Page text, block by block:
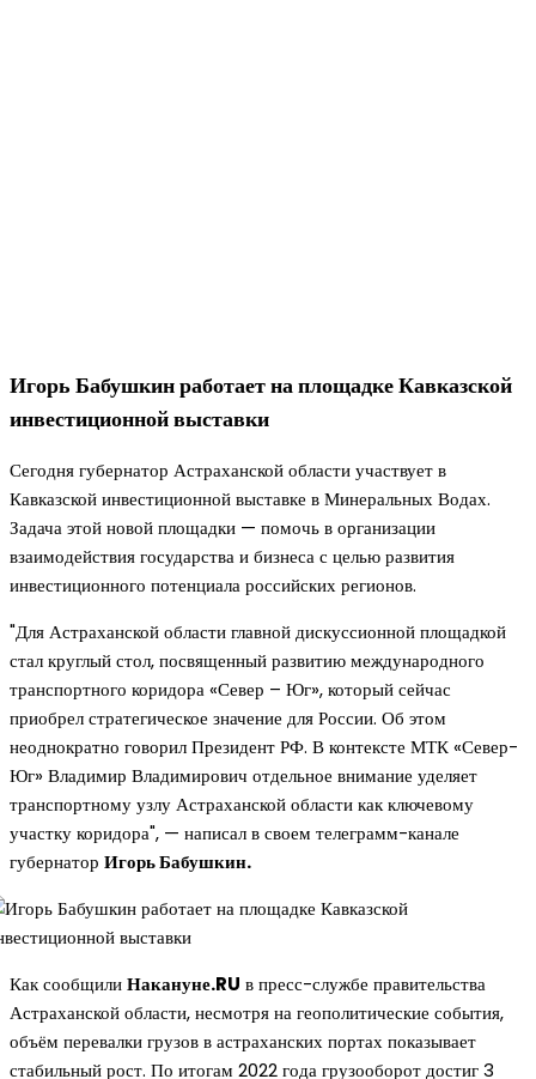
Игорь Бабушкин работает на площадке Кавказской
инвестиционной выставки
Сегодня губернатор Астраханской области участвует в
Кавказской инвестиционной выставке в Минеральных Водах.
Задача этой новой площадки — помочь в организации
взаимодействия государства и бизнеса с целью развития
инвестиционного потенциала российских регионов.
"Для Астраханской области главной дискуссионной площадкой
стал круглый стол, посвященный развитию международного
транспортного коридора «Север – Юг», который сейчас
приобрел стратегическое значение для России. Об этом
неоднократно говорил Президент РФ. В контексте МТК «Север-
Юг» Владимир Владимирович отдельное внимание уделяет
транспортному узлу Астраханской области как ключевому
участку коридора", — написал в своем телеграмм-канале
губернатор Игорь Бабушкин.
Как сообщилиНакануне.RU в пресс-службе правительства
Астраханской области, несмотря на геополитические события,
объём перевалки грузов в астраханских портах показывает
стабильный рост. По итогам 2022 года грузооборот достиг 3